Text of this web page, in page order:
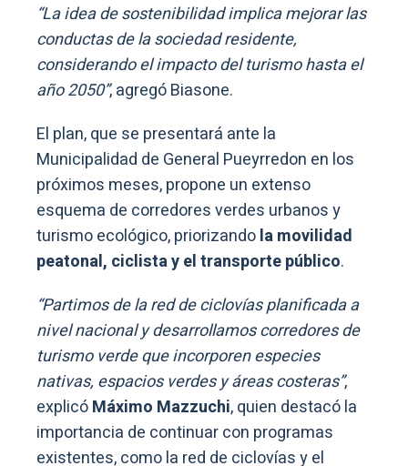
“La idea de sostenibilidad implica mejorar las
conductas de la sociedad residente,
considerando el impacto del turismo hasta el
año 2050”, agregó Biasone.
El plan, que se presentará ante la
Municipalidad de General Pueyrredon en los
próximos meses, propone un extenso
esquema de corredores verdes urbanos y
turismo ecológico, priorizandola movilidad
peatonal, ciclista y el transporte público.
“Partimos de la red de ciclovías planificada a
nivel nacional y desarrollamos corredores de
turismo verde que incorporen especies
nativas, espacios verdes y áreas costeras”,
explicóMáximo Mazzuchi, quien destacó la
importancia de continuar con programas
existentes, como la red de ciclovías y el